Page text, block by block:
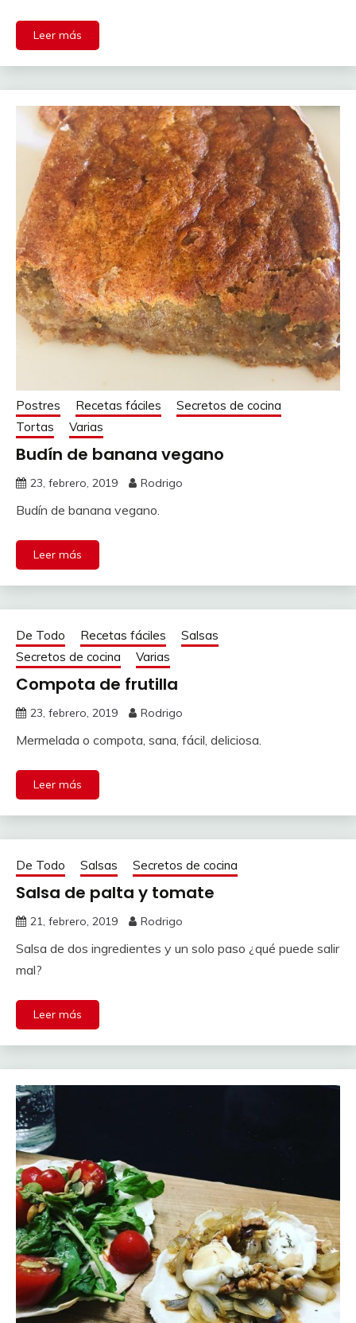
Leer más
Postres Recetas fáciles
Secretos de cocina
Tortas
Varias
Budín de banana vegano
23, febrero, 2019 Rodrigo
Budín de banana vegano.
Leer más
De Todo Recetas fáciles
Salsas
Secretos de cocina
Varias
Compota de frutilla
23, febrero, 2019 Rodrigo
Mermelada o compota, sana, fácil, deliciosa.
Leer más
De Todo Salsas Secretos de cocina
Salsa de palta y tomate
21, febrero, 2019 Rodrigo
Salsa de dos ingredientes y un solo paso ¿qué puede salir
mal?
Leer más